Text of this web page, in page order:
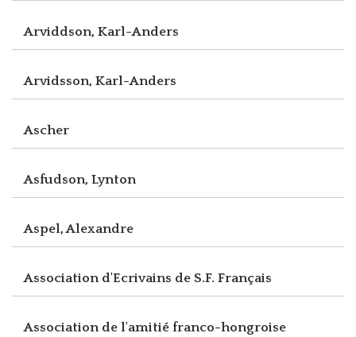
Arviddson, Karl-Anders
Arvidsson, Karl-Anders
Ascher
Asfudson, Lynton
Aspel, Alexandre
Association d'Ecrivains de S.F. Français
Association de l'amitié franco-hongroise